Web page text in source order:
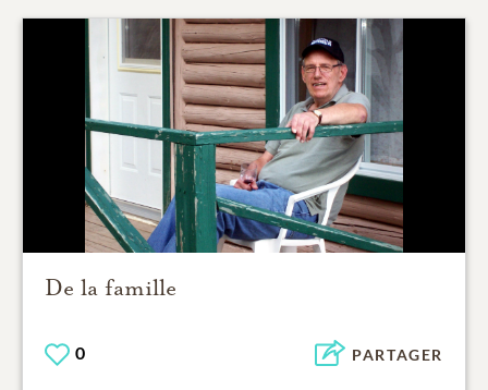
De la famille
0 PARTAGER